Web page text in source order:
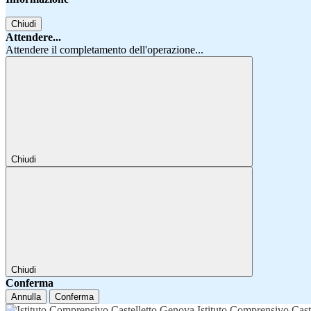
Chiudi
Attendere...
Attendere il completamento dell'operazione...
Chiudi
Chiudi
Conferma
Annulla Conferma